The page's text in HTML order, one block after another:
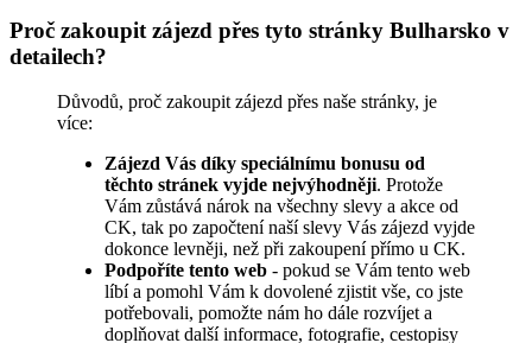
Proč zakoupit zájezd přes tyto stránky Bulharsko v
detailech?
Důvodů, proč zakoupit zájezd přes naše stránky, je
více:
Zájezd Vás díky speciálnímu bonusu od
těchto stránek vyjde nejvýhodněji. Protože
Vám zůstává nárok na všechny slevy a akce od
CK, tak po započtení naší slevy Vás zájezd vyjde
dokonce levněji, než při zakoupení přímo u CK.
Podpoříte tento web - pokud se Vám tento web
líbí a pomohl Vám k dovolené zjistit vše, co jste
potřebovali, pomožte nám ho dále rozvíjet a
doplňovat další informace, fotografie, cestopisy